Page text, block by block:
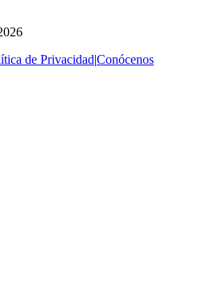
de Privacidad|Conócenos